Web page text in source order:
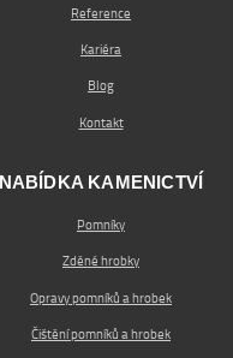
Reference
Kariéra
Blog
Kontakt
NABÍDKA KAMENICTVÍ
Pomníky
Zděné hrobky
Opravy pomníků a hrobek
Čištění pomníků a hrobek